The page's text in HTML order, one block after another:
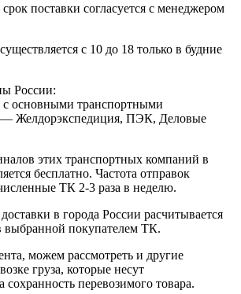
поставки согласуется с менеджером
с 10 до 18 только в будние
России:
основными транспортными
Желдорэкспедиция, ПЭК, Деловые
этих транспортных компаний в
бесплатно. Частота отправок
ТК 2-3 раза в неделю.
в города России расчитывается
выбранной покупателем ТК.
можем рассмотреть и другие
груза, которые несут
сохранность перевозимого товара.